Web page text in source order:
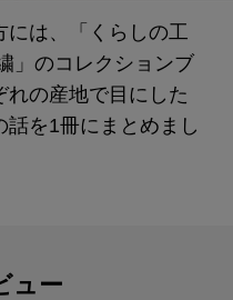
は、「くらしの工
」のコレクションブ
れの産地で目にした
を1冊にまとめまし
ュー